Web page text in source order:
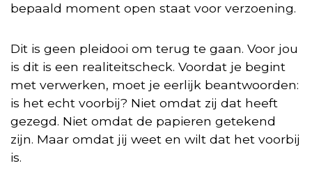
bepaald moment open staat voor verzoening.
Dit is geen pleidooi om terug te gaan. Voor jou
is dit is een realiteitscheck. Voordat je begint
met verwerken, moet je eerlijk beantwoorden:
is het echt voorbij? Niet omdat zij dat heeft
gezegd. Niet omdat de papieren getekend
zijn. Maar omdat jij weet en wilt dat het voorbij
is.